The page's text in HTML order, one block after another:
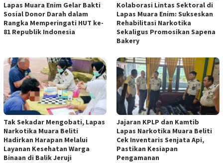
Lapas Muara Enim Gelar Bakti
Sosial Donor Darah dalam
Rangka Memperingati HUT ke-
81 Republik Indonesia
Kolaborasi Lintas Sektoral di
Lapas Muara Enim: Sukseskan
Rehabilitasi Narkotika
Sekaligus Promosikan Sapena
Bakery
Tak Sekadar Mengobati, Lapas
Narkotika Muara Beliti
Hadirkan Harapan Melalui
Layanan Kesehatan Warga
Binaan di Balik Jeruji
Jajaran KPLP dan Kamtib
Lapas Narkotika Muara Beliti
Cek Inventaris Senjata Api,
Pastikan Kesiapan
Pengamanan